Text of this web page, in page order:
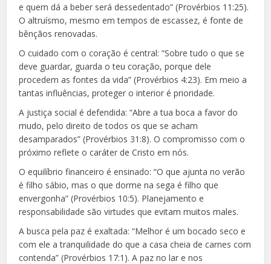
e quem dá a beber será dessedentado” (Provérbios 11:25).
O altruísmo, mesmo em tempos de escassez, é fonte de
bênçãos renovadas.
O cuidado com o coração é central: “Sobre tudo o que se
deve guardar, guarda o teu coração, porque dele
procedem as fontes da vida” (Provérbios 4:23). Em meio a
tantas influências, proteger o interior é prioridade.
A justiça social é defendida: “Abre a tua boca a favor do
mudo, pelo direito de todos os que se acham
desamparados” (Provérbios 31:8). O compromisso com o
próximo reflete o caráter de Cristo em nós.
O equilíbrio financeiro é ensinado: “O que ajunta no verão
é filho sábio, mas o que dorme na sega é filho que
envergonha” (Provérbios 10:5). Planejamento e
responsabilidade são virtudes que evitam muitos males.
A busca pela paz é exaltada: “Melhor é um bocado seco e
com ele a tranquilidade do que a casa cheia de carnes com
contenda” (Provérbios 17:1). A paz no lar e nos